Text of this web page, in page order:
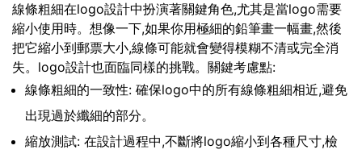
線條粗細在logo設計中扮演著關鍵角色,尤其是當logo需要
縮小使用時。想像一下,如果你用極細的鉛筆畫一幅畫,然後
把它縮小到郵票大小,線條可能就會變得模糊不清或完全消
失。logo設計也面臨同樣的挑戰。關鍵考慮點:
線條粗細的一致性: 確保logo中的所有線條粗細相近,避免
出現過於纖細的部分。
縮放測試: 在設計過程中,不斷將logo縮小到各種尺寸,檢